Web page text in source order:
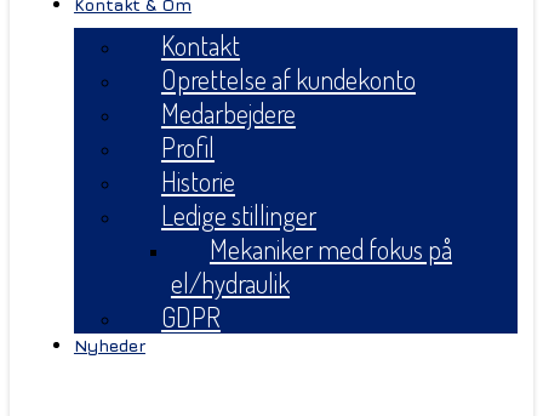
Kontakt & Om
Kontakt
Oprettelse af kundekonto
Medarbejdere
Profil
Historie
Ledige stillinger
Mekaniker med fokus på
el/hydraulik
GDPR
Nyheder